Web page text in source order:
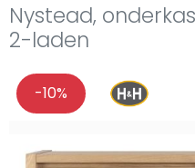
Nystead,
2-laden
-10%